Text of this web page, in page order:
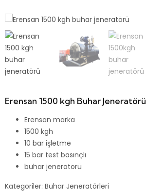
Erensan 1500 kgh Buhar Jeneratörü
Erensan marka
1500 kgh
10 bar işletme
15 bar test basınçlı
buhar jeneratorü
Kategoriler: Buhar Jeneratörleri